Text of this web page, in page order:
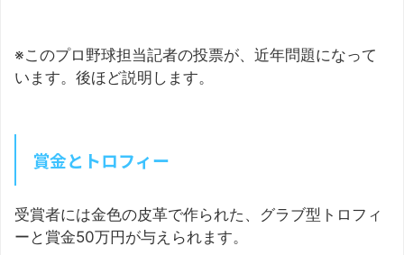
※このプロ野球担当記者の投票が、近年問題になって
います。後ほど説明します。
賞金とトロフィー
受賞者には金色の皮革で作られた、グラブ型トロフィ
ーと賞金50万円が与えられます。